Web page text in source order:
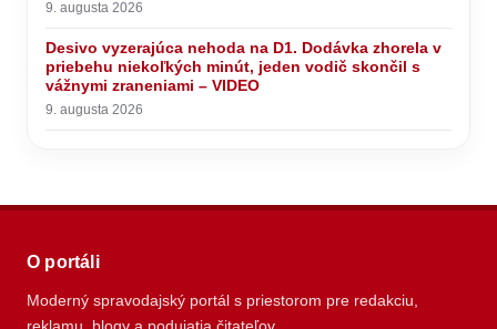
9. augusta 2026
Desivo vyzerajúca nehoda na D1. Dodávka zhorela v
priebehu niekoľkých minút, jeden vodič skončil s
vážnymi zraneniami – VIDEO
9. augusta 2026
O portáli
Moderný spravodajský portál s priestorom pre redakciu,
reklamu, blogy a podujatia čitateľov.